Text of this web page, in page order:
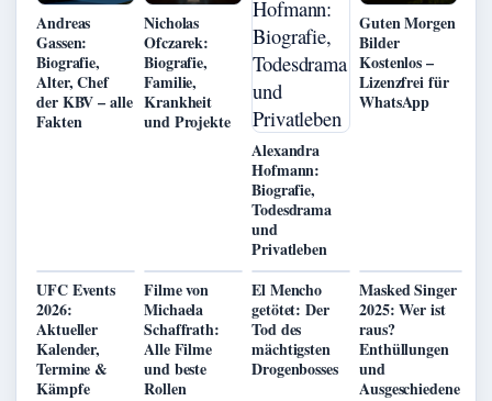
Andreas
Gassen:
Biografie,
Alter, Chef
der KBV – alle
Fakten
Nicholas
Ofczarek:
Biografie,
Familie,
Krankheit
und Projekte
Alexandra
Hofmann:
Biografie,
Todesdrama
und
Privatleben
Guten Morgen
Bilder
Kostenlos –
Lizenzfrei für
WhatsApp
UFC Events
2026:
Aktueller
Kalender,
Termine &
Kämpfe
Filme von
Michaela
Schaffrath:
Alle Filme
und beste
Rollen
El Mencho
getötet: Der
Tod des
mächtigsten
Drogenbosses
Masked Singer
2025: Wer ist
raus?
Enthüllungen
und
Ausgeschiedene